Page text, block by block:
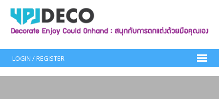
content
LOGIN / REGISTER